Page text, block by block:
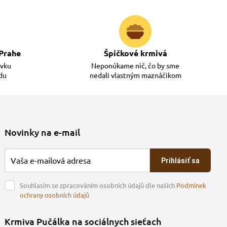
neho dochádzalo k chudnutiu alebo priberaniu
Špičkové krmivá
Neponúkame nič, čo by sme
nedali vlastným maznáčikom
Novinky na e-mail
Prihlásiť sa
Souhlasím se zpracováním osobních údajů dle našich Podmínek
ochrany osobních údajů
Krmiva Pučálka na sociálnych sieťach